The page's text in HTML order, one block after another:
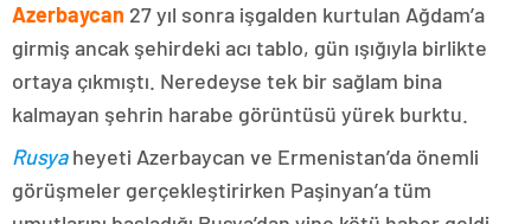
Azerbaycan 27 yıl sonra işgalden kurtulan Ağdam’a
girmiş ancak şehirdeki acı tablo, gün ışığıyla birlikte
ortaya çıkmıştı. Neredeyse tek bir sağlam bina
kalmayan şehrin harabe görüntüsü yürek burktu.
Rusyaheyeti Azerbaycan ve Ermenistan’da önemli
görüşmeler gerçekleştirirken Paşinyan’a tüm